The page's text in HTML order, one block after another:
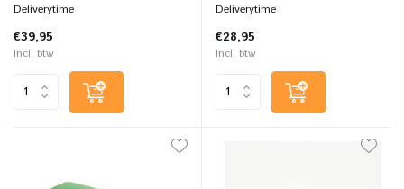
Deliverytime
€39,95
Incl. btw
Deliverytime
€28,95
Incl. btw